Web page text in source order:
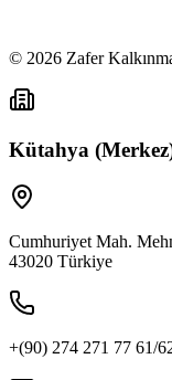
© 2026 Zafer
Kütahya
Cumhuriyet Mah.
43020 Türkiye
+(90) 274 271 77 61/